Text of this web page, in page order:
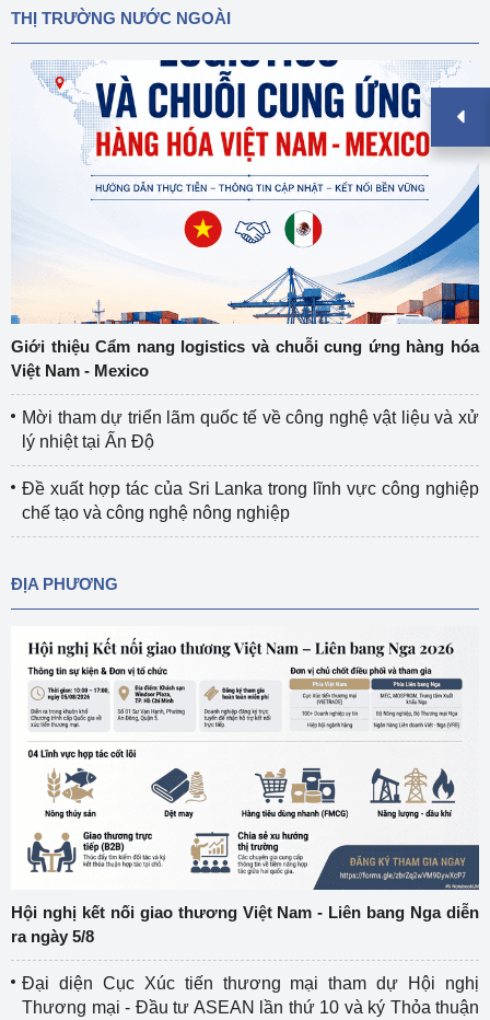
THỊ TRƯỜNG NƯỚC NGOÀI
Giới thiệu Cẩm nang logistics và chuỗi cung ứng hàng hóa
Việt Nam - Mexico
Mời tham dự triển lãm quốc tế về công nghệ vật liệu và xử
lý nhiệt tại Ấn Độ
Đề xuất hợp tác của Sri Lanka trong lĩnh vực công nghiệp
chế tạo và công nghệ nông nghiệp
ĐỊA PHƯƠNG
Hội nghị kết nối giao thương Việt Nam - Liên bang Nga diễn
ra ngày 5/8
Đại diện Cục Xúc tiến thương mại tham dự Hội nghị
Thương mại - Đầu tư ASEAN lần thứ 10 và ký Thỏa thuận